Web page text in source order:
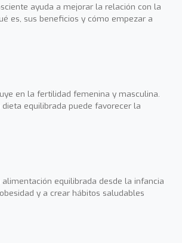
ayuda a mejorar la relación con la
es, sus beneficios y cómo empezar a
en la fertilidad femenina y masculina.
dieta equilibrada puede favorecer la
alimentación equilibrada desde la infancia
y a crear hábitos saludables